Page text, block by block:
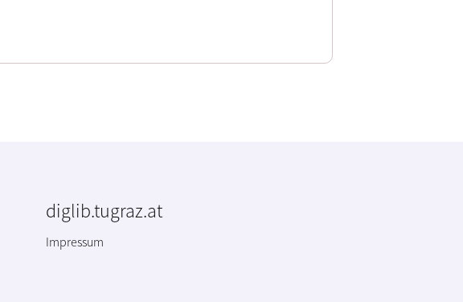
diglib.tugraz.at
Impressum